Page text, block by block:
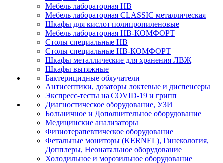
Мебель лабораторная НВ
Мебель лабораторная CLASSIC металлическая
Шкафы для кислот полипропиленовые
Мебель лабораторная НВ-КОМФОРТ
Столы специальные НВ
Столы специальные НВ-КОМФОРТ
Шкафы металлические для хранения ЛВЖ
Шкафы вытяжные
Бактерицидные облучатели
Антисептики, дозаторы локтевые и диспенсеры
Экспресс-тесты на COVID-19 и грипп
Диагностическое оборудование, УЗИ
Больничное и Дополнительное оборудование
Медицинские анализаторы
Физиотерапевтическое оборудование
Фетальные мониторы (KERNEL), Гинекология,
Допплеры, Неонатальное оборудование
Холодильное и морозильное оборудование